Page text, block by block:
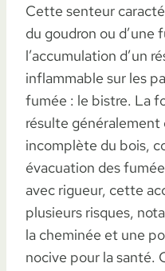
Cette senteur
du goudron ou d’une
l’accumulation d’un
inflammable sur les
fumée : le bistre. La
résulte généralement
incomplète du bois,
évacuation des
avec rigueur, cette
plusieurs risques,
la cheminée et une
nocive pour la santé.